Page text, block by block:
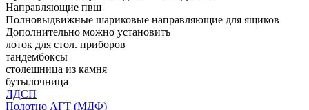
Направляющие пвш
Полновыдвижные шариковые направляющие для ящиков
Дополнительно можно установить
лоток для стол. приборов
тандембоксы
столешница из камня
бутылочница
ЛДСП
Полотно АГТ (МДФ)